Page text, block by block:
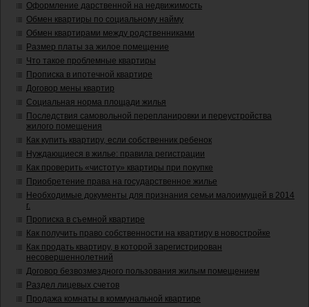
Оформление дарственной на недвижимость
Обмен квартиры по социальному найму
Обмен квартирами между родственниками
Размер платы за жилое помещение
Что такое проблемные квартиры
Прописка в ипотечной квартире
Договор мены квартир
Социальная норма площади жилья
Последствия самовольной перепланировки и переустройства
жилого помещения
Как купить квартиру, если собственник ребенок
Нуждающиеся в жилье: правила регистрации
Как проверить «чистоту» квартиры при покупке
Приобретение права на государственное жилье
Необходимые документы для признания семьи малоимущей в 2014
г.
Прописка в съемной квартире
Как получить право собственности на квартиру в новостройке
Как продать квартиру, в которой зарегистрирован
несовершеннолетний
Договор безвозмездного пользования жилым помещением
Раздел лицевых счетов
Продажа комнаты в коммунальной квартире